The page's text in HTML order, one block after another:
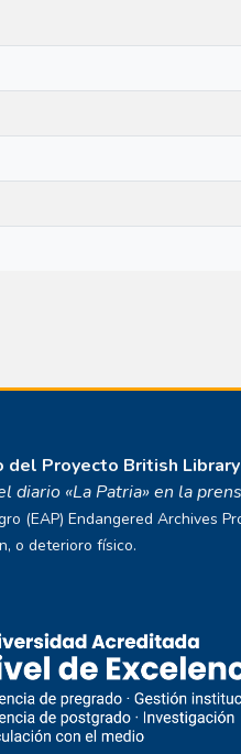
del Proyecto British
diario «La Patria» en la
(EAP) Endangered Archives
o deterioro físico.